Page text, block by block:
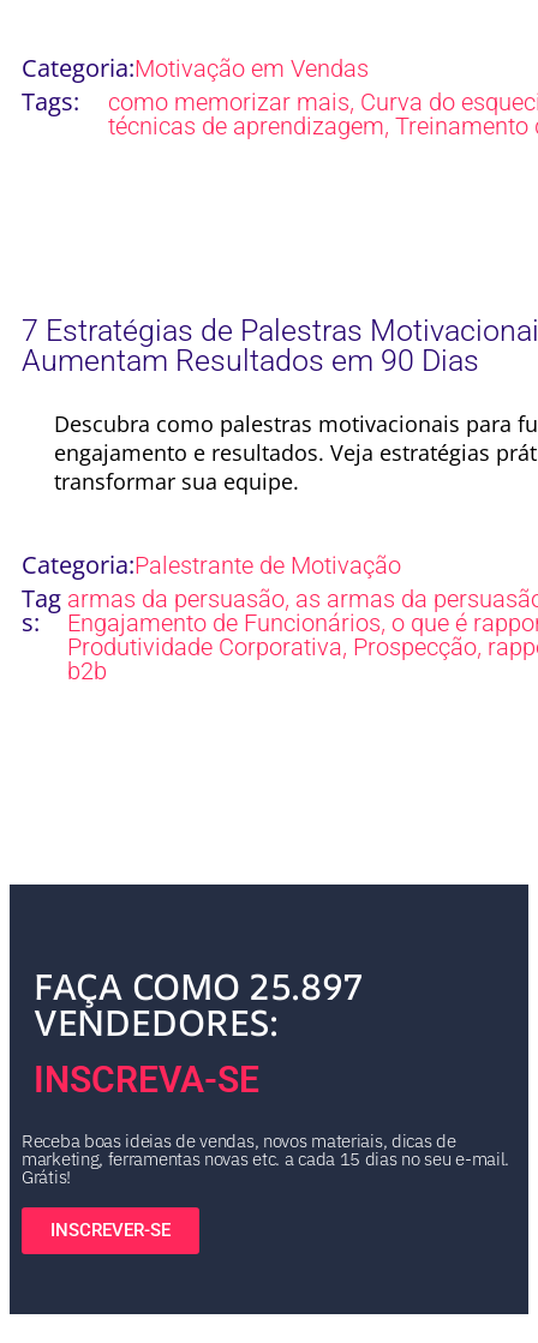
Categoria:Motivação em Vendas
Tags: como memorizar mais, Curva do
técnicas de aprendizagem,Treinamento
7 Estratégias de Palestras
Aumentam Resultados em 90 Dias
Descubra como palestras motivacionais para
engajamento e resultados. Veja estratégias
transformar sua equipe.
Categoria:Palestrante de Motivação
Tag
s:
armas da persuasão, as armas da
Engajamento de Funcionários, o que é
Produtividade Corporativa, Prospecção,
b2b
FAÇA COMO 25.897
VENDEDORES:
INSCREVA-SE
Receba boas ideias de vendas, novos materiais, dicas de
marketing, ferramentas novas etc. a cada 15 dias no seu e-mail.
Grátis!
INSCREVER-SE